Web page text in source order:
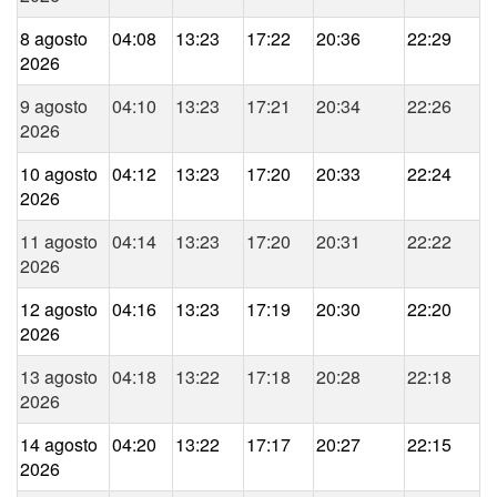
8 agosto
2026
04:08 13:23 17:22 20:36 22:29
9 agosto
2026
04:10 13:23 17:21 20:34 22:26
10 agosto
2026
04:12 13:23 17:20 20:33 22:24
11 agosto
2026
04:14 13:23 17:20 20:31 22:22
12 agosto
2026
04:16 13:23 17:19 20:30 22:20
13 agosto
2026
04:18 13:22 17:18 20:28 22:18
14 agosto
2026
04:20 13:22 17:17 20:27 22:15